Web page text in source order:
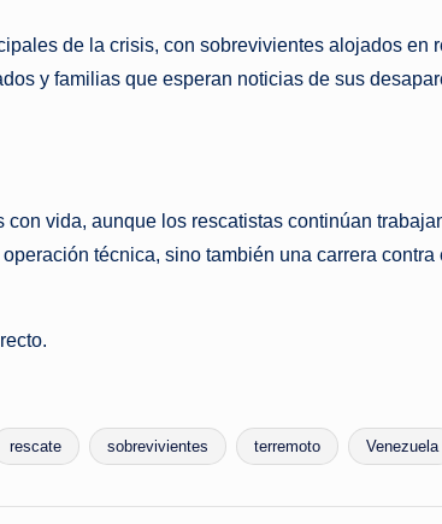
de la crisis, con sobrevivientes alojados
y familias que esperan noticias de sus
vida, aunque los rescatistas continúan
técnica, sino también una carrera
rescate sobrevivientes terremoto Venezuela